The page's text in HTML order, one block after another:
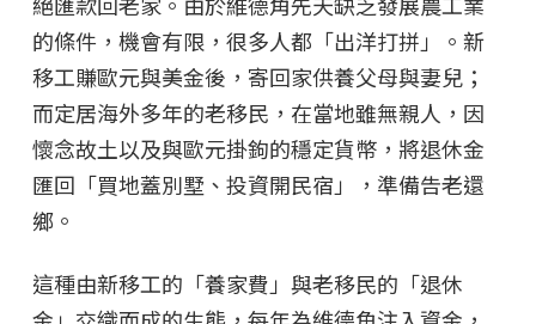
的條件，機會有限，很多人都「出洋打拼」。新
移工賺歐元與美金後，寄回家供養父母與妻兒；
而定居海外多年的老移民，在當地雖無親人，因
懷念故土以及與歐元掛鉤的穩定貨幣，將退休金
匯回「買地蓋別墅、投資開民宿」，準備告老還
鄉。
這種由新移工的「養家費」與老移民的「退休